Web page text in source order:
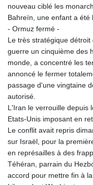
nouveau ciblé les
Bahreïn, une enfant a été
- Ormuz fermé -
Le très stratégique
guerre un cinquième des
monde, a concentré les
annoncé le fermer
passage d'une vingtaine
autorisé.
L'Iran le verrouille depuis
Etats-Unis imposant en
Le conflit avait repris
sur Israël, pour la
en représailles à des
Téhéran, parrain du
accord pour mettre fin à